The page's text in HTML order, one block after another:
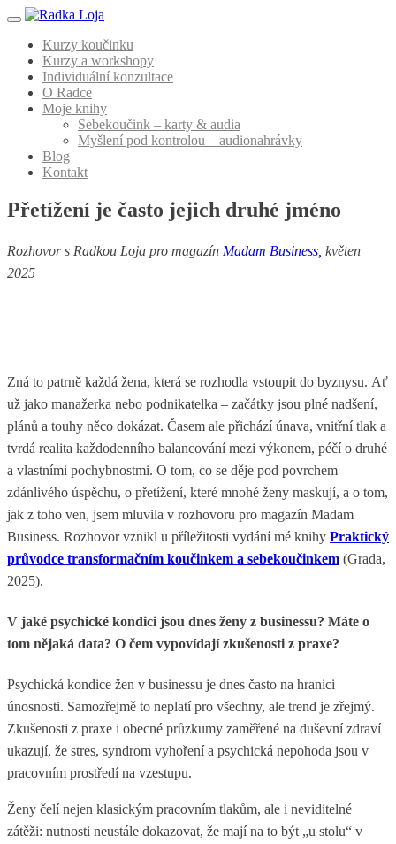
Menu
Kurzy koučinku
Kurzy a workshopy
Individuální konzultace
O Radce
Moje knihy
Sebekoučink – karty & audia
Myšlení pod kontrolou – audionahrávky
Blog
Kontakt
Přetížení je často jejich druhé jméno
Rozhovor s Radkou Loja pro magazín Madam Business, květen
2025
Zná to patrně každá žena, která se rozhodla vstoupit do byznysu. Ať
už jako manažerka nebo podnikatelka – začátky jsou plné nadšení,
plánů a touhy něco dokázat. Časem ale přichází únava, vnitřní tlak a
tvrdá realita každodenního balancování mezi výkonem, péčí o druhé
a vlastními pochybnostmi. O tom, co se děje pod povrchem
zdánlivého úspěchu, o přetížení, které mnohé ženy maskují, a o tom,
jak z toho ven, jsem mluvila v rozhovoru pro magazín Madam
Business. Rozhovor vznikl u příležitosti vydání mé knihy Praktický
průvodce transformačním koučinkem a sebekoučinkem (Grada,
2025).
V jaké psychické kondici jsou dnes ženy z businessu? Máte o
tom nějaká data? O čem vypovídají zkušenosti z praxe?
Psychická kondice žen v businessu je dnes často na hranici
únosnosti. Samozřejmě to neplatí pro všechny, ale trend je zřejmý.
Zkušenosti z praxe i obecné průzkumy zaměřené na duševní zdraví
ukazují, že stres, syndrom vyhoření a psychická nepohoda jsou v
pracovním prostředí na vzestupu.
Ženy čelí nejen klasickým pracovním tlakům, ale i neviditelné
zátěži: nutnosti neustále dokazovat, že mají na to být „u stolu“ v